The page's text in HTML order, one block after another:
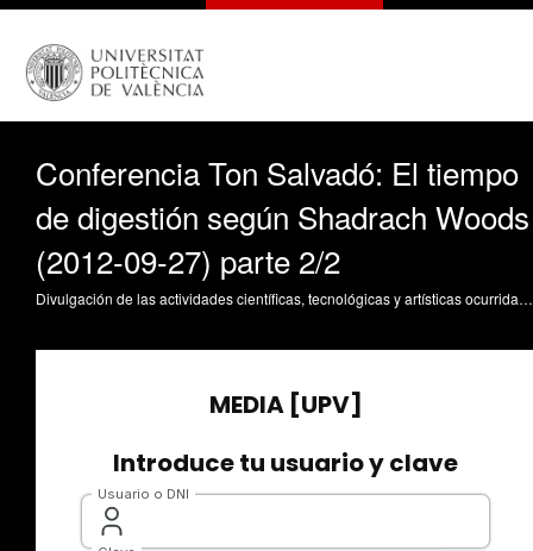
Conferencia Ton Salvadó: El tiempo
de digestión según Shadrach Woods
(2012-09-27) parte 2/2
Divulgación de las actividades científicas, tecnológicas y artísticas ocurridas en los tres campus de la UPV